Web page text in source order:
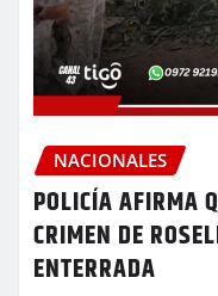
NACIONALES
POLICÍA AFIRMA
CRIMEN DE
ENTERRADA